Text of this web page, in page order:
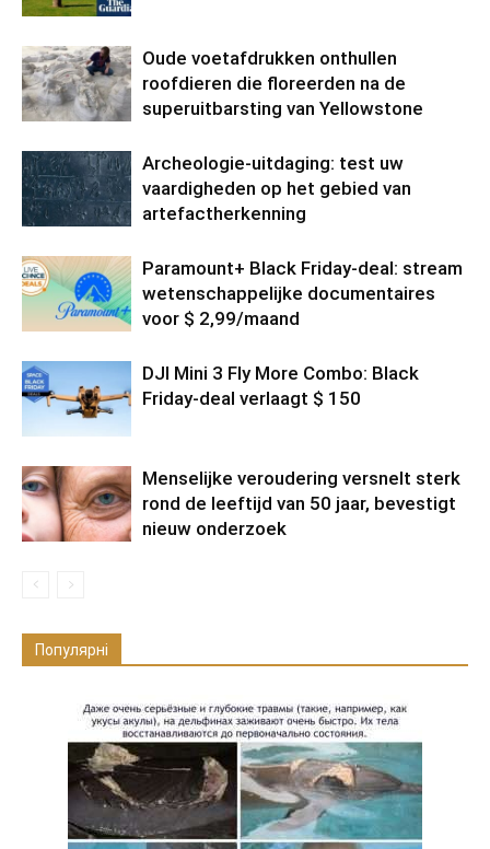
Oude voetafdrukken onthullen
roofdieren die floreerden na de
superuitbarsting van Yellowstone
Archeologie-uitdaging: test uw
vaardigheden op het gebied van
artefactherkenning
Paramount+ Black Friday-deal: stream
wetenschappelijke documentaires
voor $ 2,99/maand
DJI Mini 3 Fly More Combo: Black
Friday-deal verlaagt $ 150
Menselijke veroudering versnelt sterk
rond de leeftijd van 50 jaar, bevestigt
nieuw onderzoek
Популярні